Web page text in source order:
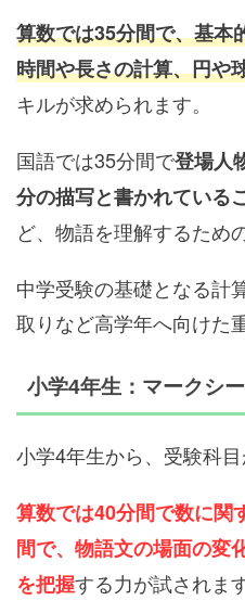
算数では35分間で、基本
時間や長さの計算、円や
キルが求められます。
国語では35分間で登場人
分の描写と書かれている
ど、物語を理解するため
中学受験の基礎となる計
取りなど高学年へ向けた
小学4年生：マークシ
小学4年生から、受験科目
算数では40分間で数に関
間で、物語文の場面の変
を把握する力が試されます